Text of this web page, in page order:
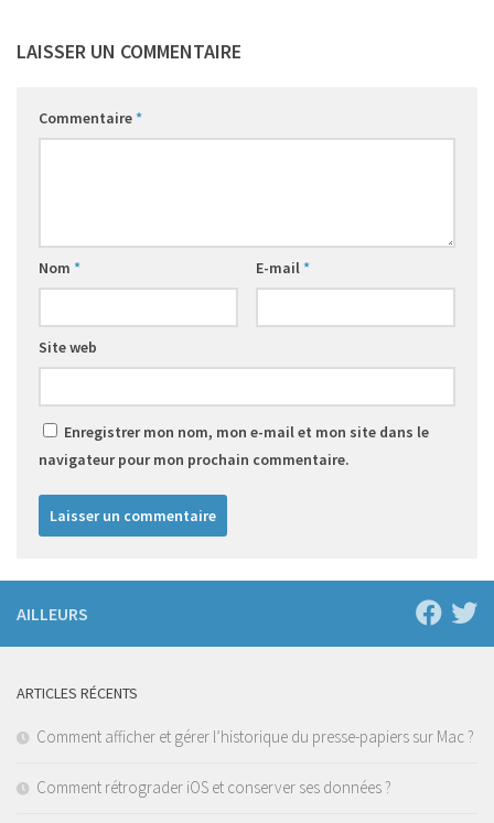
LAISSER UN COMMENTAIRE
Commentaire*
Nom * E-mail*
Site web
Enregistrer mon nom, mon e-mail et mon site dans le
navigateur pour mon prochain commentaire.
AILLEURS
ARTICLES RÉCENTS
Comment afficher et gérer l’historique du presse-papiers sur Mac ?
Comment rétrograder iOS et conserver ses données ?